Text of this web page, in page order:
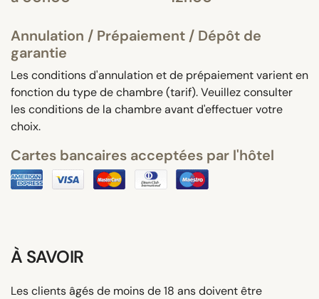
Annulation / Prépaiement / Dépôt de
garantie
Les conditions d'annulation et de prépaiement varient en
fonction du type de chambre (tarif). Veuillez consulter
les conditions de la chambre avant d'effectuer votre
choix.
Cartes bancaires acceptées par l'hôtel
À SAVOIR
Les clients âgés de moins de 18 ans doivent être